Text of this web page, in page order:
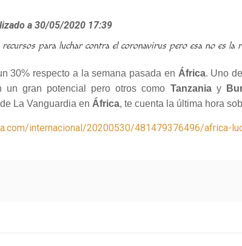
a 30/05/2020 17:39
para luchar contra el coronavirus pero esa no es la
30% respecto a la semana pasada en África. Uno
un gran potencial pero otros como Tanzania y
La Vanguardia en África, te cuenta la última hora
internacional/20200530/481479376496/africa-